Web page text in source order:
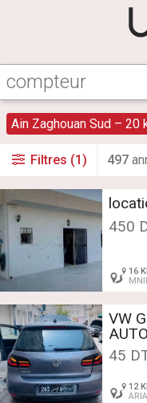
Ain Zaghouan Sud – 20
Filtres (1) 497
450
16
VW
45
12